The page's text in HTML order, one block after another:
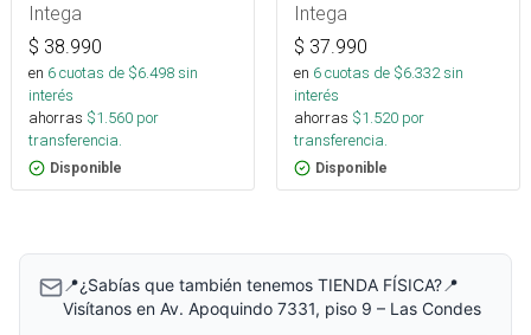
Intega
$ 38.990
en 6cuotas de $6.498sin
interés
ahorras $1.560 por
transferencia.
Disponible
Intega
$ 37.990
en 6cuotas de $6.332sin
interés
ahorras $1.520 por
transferencia.
Disponible
📍¿Sabías que también tenemos TIENDA FÍSICA?📍
Visítanos en Av. Apoquindo 7331, piso 9 – Las Condes